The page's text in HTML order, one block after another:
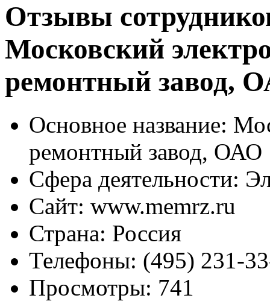
Отзывы
Московский
ремонтный завод,
Основное название:
ремонтный завод, ОАО
Сфера деятельности:
Сайт: www.memrz.ru
Страна: Россия
Телефоны: (495) 231-
Просмотры: 741